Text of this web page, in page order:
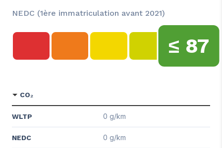
NEDC (1ère immatriculation avant 2021)
≤ 87
CO₂
WLTP 0 g/km
NEDC 0 g/km